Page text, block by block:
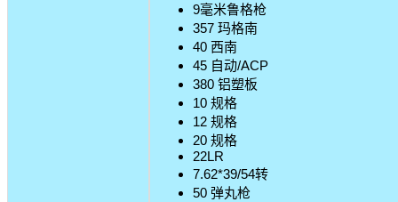
9毫米鲁格枪
357 玛格南
40 西南
45 自动/ACP
380 铝塑板
10 规格
12 规格
20 规格
22LR
7.62*39/54转
50 弹丸枪